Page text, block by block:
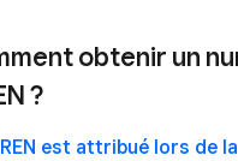
obtenir un
?
est attribué lors de